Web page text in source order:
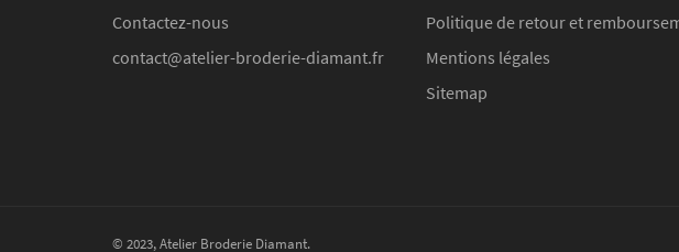
Contactez-nous
contact@atelier-broderie-diamant.fr
Politique de retour et
Mentions légales
Sitemap
© 2023,Atelier Broderie Diamant.